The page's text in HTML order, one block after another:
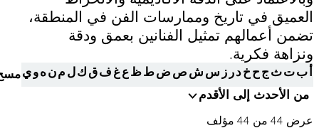
العميق في تاريخ وممارسات الفن في المنطقة،
تضمن أعمالهم تمثيل الفنانين بعمق ودقة
ونزاهة فكرية.
أبتثجحخدر ز سشصضطظعغفقكلمنهوي
عرض 44 من 44 مؤلف
من الأحدث إلى الأقدم
التعلم
موسوعة متحف
المتعلقة بالإعلانات. ويستخدم هذا لقياس أداء الإعلانات وإتاحة فوترتها.
يمكن أن يؤدي إيقاف تشغيل بعض هذه الملفات إلى توقف الوظائف ذات
الصلة عن العمل بشكل صحيح. يمكنك تغيير تفضيلاتك في أي وقت
اعرف المزيد
موافقة حفظ الإعدادات